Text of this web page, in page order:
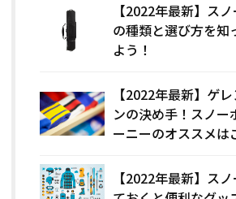
【2022年最新】ス
の種類と選び方を知
よう！
【2022年最新】ゲ
ンの決め手！スノー
ーニーのオススメは
【2022年最新】ス